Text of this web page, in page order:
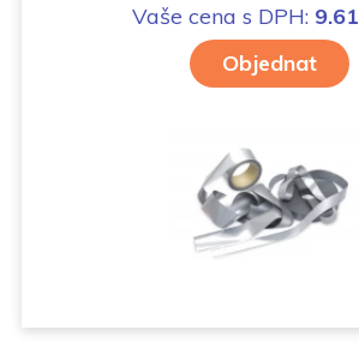
Vaše cena s DPH:
Objednat